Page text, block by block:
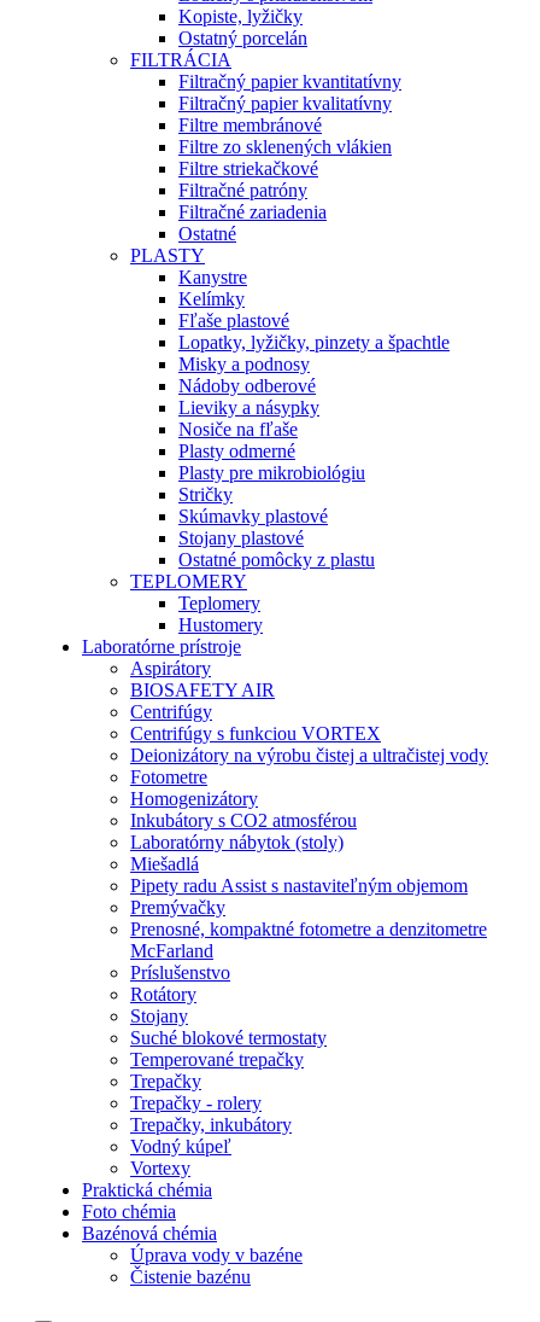
Kopiste, lyžičky
Ostatný porcelán
FILTRÁCIA
Filtračný papier kvantitatívny
Filtračný papier kvalitatívny
Filtre membránové
Filtre zo sklenených vlákien
Filtre striekačkové
Filtračné patróny
Filtračné zariadenia
Ostatné
PLASTY
Kanystre
Kelímky
Fľaše plastové
Lopatky, lyžičky, pinzety a špachtle
Misky a podnosy
Nádoby odberové
Lieviky a násypky
Nosiče na fľaše
Plasty odmerné
Plasty pre mikrobiológiu
Stričky
Skúmavky plastové
Stojany plastové
Ostatné pomôcky z plastu
TEPLOMERY
Teplomery
Hustomery
Laboratórne prístroje
Aspirátory
BIOSAFETY AIR
Centrifúgy
Centrifúgy s funkciou VORTEX
Deionizátory na výrobu čistej a ultračistej vody
Fotometre
Homogenizátory
Inkubátory s CO2 atmosférou
Laboratórny nábytok (stoly)
Miešadlá
Pipety radu Assist s nastaviteľným objemom
Premývačky
Prenosné, kompaktné fotometre a denzitometre
McFarland
Príslušenstvo
Rotátory
Stojany
Suché blokové termostaty
Temperované trepačky
Trepačky
Trepačky - rolery
Trepačky, inkubátory
Vodný kúpeľ
Vortexy
Praktická chémia
Foto chémia
Bazénová chémia
Úprava vody v bazéne
Čistenie bazénu